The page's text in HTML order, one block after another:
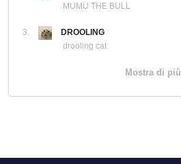
MUMU THE BULL
3.
DROOLING
drooling cat
Mostra di più